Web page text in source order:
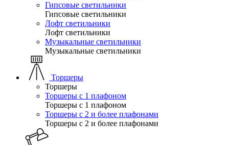
Гипсовые светильники
Гипсовые светильники
Лофт светильники
Лофт светильники
Музыкальные светильники
Музыкальные светильники
Торшеры
Торшеры
Торшеры с 1 плафоном
Торшеры с 1 плафоном
Торшеры с 2 и более плафонами
Торшеры с 2 и более плафонами